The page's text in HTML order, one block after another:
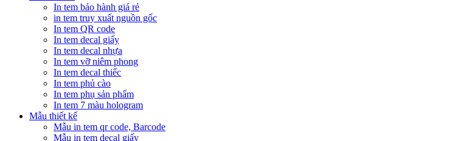
In tem bảo hành giá rẻ
in tem truy xuất nguồn gốc
In tem QR code
In tem decal giấy
In tem decal nhựa
In tem vỡ niêm phong
In tem decal thiếc
In tem phủ cào
In tem phụ sản phẩm
In tem 7 màu hologram
Mẫu thiết kế
Mẫu in tem qr code, Barcode
Mẫu in tem decal giấy